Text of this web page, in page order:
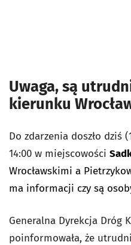
Uwaga, są
kierunku
Do zdarzenia doszło dziś
14:00 w miejscowości
Wrocławskimi a
ma informacji czy są
Generalna Dyrekcja Dróg
poinformowała, że